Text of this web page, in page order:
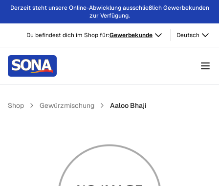
Derzeit steht unsere Online-Abwicklung ausschließlich Gewerbekunden
zur Verfügung.
Du befindest dich im Shop für:Gewerbekunde Deutsch
Shop Gewürzmischung Aaloo Bhaji